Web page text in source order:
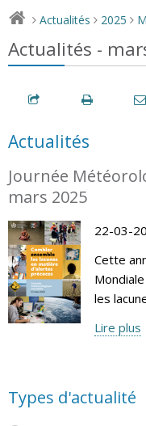
> Actualités > 2025 >
Actualités -
Actualités
Journée
mars 2025
22-03-
Cette
les
Lire plus
Types d'actualité